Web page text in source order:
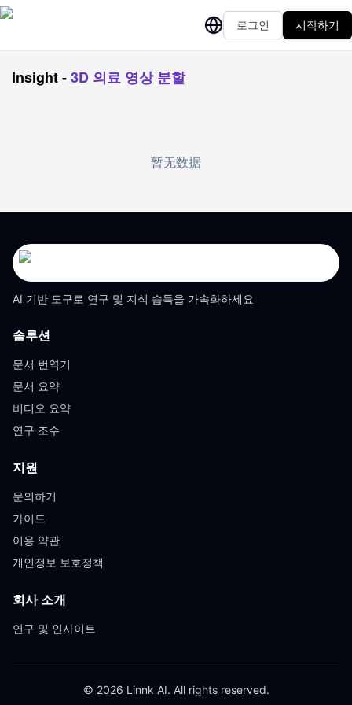
로그인 시작하기
Insight-3D 의료 영상 분할
暂无数据
AI 기반 도구로 연구 및 지식 습득을 가속화하세요
솔루션
문서 번역기
문서 요약
비디오 요약
연구 조수
지원
문의하기
가이드
이용 약관
개인정보 보호정책
회사 소개
연구 및 인사이트
© 2026 Linnk AI. All rights reserved.